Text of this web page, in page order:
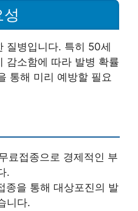
질병입니다. 특히 50세
감소함에 따라 발병 확률
통해 미리 예방할 필요
료접종으로 경제적인 부
.
종을 통해 대상포진의 발
니다.